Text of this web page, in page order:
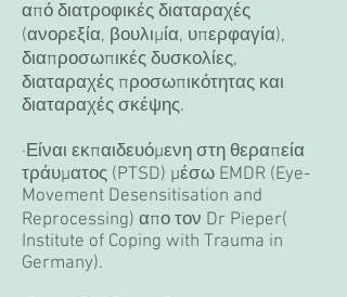
από διατροφικές διαταραχές
(ανορεξία, βουλιμία, υπερφαγία),
διαπροσωπικές δυσκολίες,
διαταραχές προσωπικότητας και
διαταραχές σκέψης.
·Είναι εκπαιδευόμενη στη θεραπεία
τράυματος (PTSD) μέσω EMDR (Eye-
Movement Desensitisation and
Reprocessing) απο τον Dr Pieper(
Institute of Coping with Trauma in
Germany).